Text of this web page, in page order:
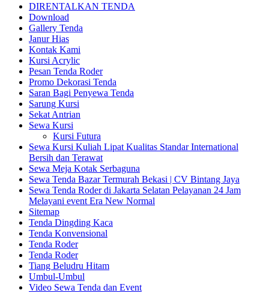
DIRENTALKAN TENDA
Download
Gallery Tenda
Janur Hias
Kontak Kami
Kursi Acrylic
Pesan Tenda Roder
Promo Dekorasi Tenda
Saran Bagi Penyewa Tenda
Sarung Kursi
Sekat Antrian
Sewa Kursi
Kursi Futura
Sewa Kursi Kuliah Lipat Kualitas Standar International
Bersih dan Terawat
Sewa Meja Kotak Serbaguna
Sewa Tenda Bazar Termurah Bekasi | CV Bintang Jaya
Sewa Tenda Roder di Jakarta Selatan Pelayanan 24 Jam
Melayani event Era New Normal
Sitemap
Tenda Dingding Kaca
Tenda Konvensional
Tenda Roder
Tenda Roder
Tiang Beludru Hitam
Umbul-Umbul
Video Sewa Tenda dan Event